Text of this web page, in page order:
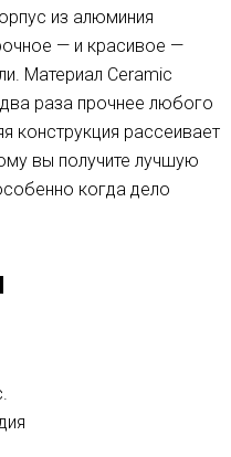
из алюминия
— и красивое —
Материал Ceramic
раза прочнее любого
конструкция рассеивает
вы получите лучшую
когда дело